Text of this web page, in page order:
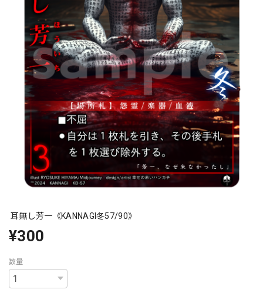
耳無し芳一《KANNAGI冬57/90》
¥300
数量